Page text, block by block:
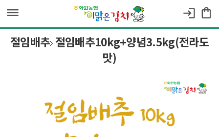
dehaze login shopping_bag
절임배추 절임배추10kg+양념3.5kg(전라도
맛)